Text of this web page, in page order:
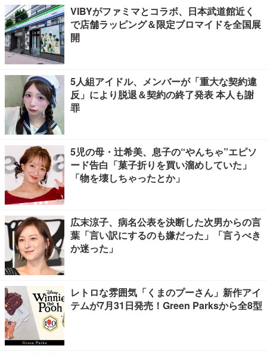
VIBYがファミマとコラボ、日本武道館近く
で店舗ラッピング＆限定ブロマイドを全国展
開
5人組アイドル、メンバーが「重大な契約違
反」により脱退＆契約の終了発表 本人も謝
罪
5児の母・辻希美、息子の“やんちゃ”エピソ
ード告白「菓子折りを買い溜めしていた」
「物を壊しちゃったとか」
広末涼子、病名公表を決断した次男からの言
葉「言い訳にするのも嫌だった」「言うべき
か迷った」
レトロな雰囲気「くまのプーさん」新作アイ
テムが7月31日発売！Green Parksから全8型